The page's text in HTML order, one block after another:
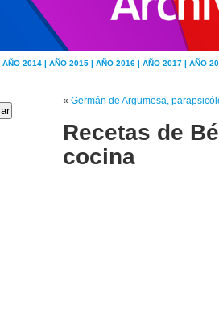
AÑO 2014 | AÑO 2015 | AÑO 2016 | AÑO 2017 | AÑO
« Germán de Argumosa,
Recetas de
cocina